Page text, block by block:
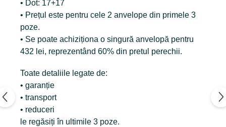
• Dot: 17+17
• Prețul este pentru cele 2 anvelope din primele 3
poze.
• Se poate achiziționa o singură anvelopă pentru
432 lei, reprezentând 60% din pretul perechii.
Toate detaliile legate de:
• garanție
• transport
• reduceri
le regăsiți în ultimile 3 poze.